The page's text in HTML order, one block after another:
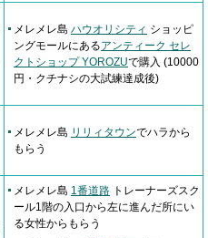
メレメレ島 ハウオリシティ ショッピ
ングモールにあるアンティーク セレ
クトショップ YOROZUで購入 (10000
円・クチナシの大試練達成後)
メレメレ島 リリィタウンでハラから
もらう
メレメレ島 1番道路 トレーナーズスク
ール1階の入口から左に進んだ所にい
る女性からもらう